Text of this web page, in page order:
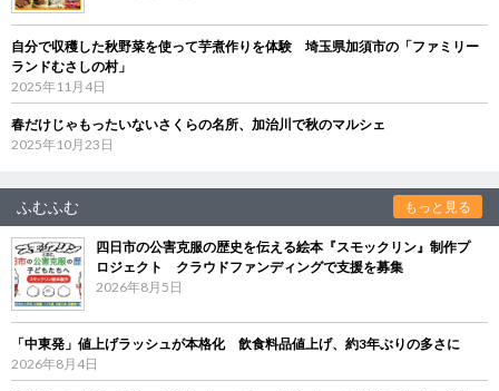
自分で収穫した秋野菜を使って芋煮作りを体験 埼玉県加須市の「ファミリー
ランドむさしの村」
2025年11月4日
春だけじゃもったいないさくらの名所、加治川で秋のマルシェ
2025年10月23日
ふむふむ もっと見る
四日市の公害克服の歴史を伝える絵本『スモックリン』制作プ
ロジェクト クラウドファンディングで支援を募集
2026年8月5日
「中東発」値上げラッシュが本格化 飲食料品値上げ、約3年ぶりの多さに
2026年8月4日